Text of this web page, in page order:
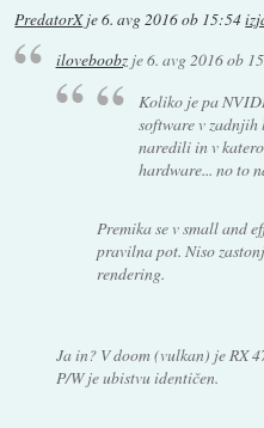
PredatorXje6. avg 2016 ob 15:54
iloveboobzje6. avg 2016 ob
Koliko je pa
software v zadnjih
naredili in v
hardware... no to
Premika se v small and
pravilna pot. Niso
rendering.
Ja in? V doom (vulkan) je RX
P/W je ubistvu identičen.